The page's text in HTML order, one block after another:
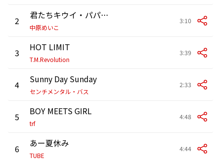
2 君たちキウイ・パパイア・マンゴーだね。
中原めいこ
3:10
3 HOT LIMIT
T.M.Revolution
3:39
4 Sunny Day Sunday
センチメンタル・バス
2:33
5 BOY MEETS GIRL
trf
4:48
6 あー夏休み
TUBE
4:44